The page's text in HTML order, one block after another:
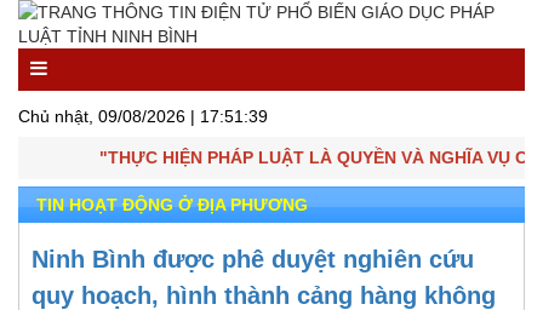
Chủ nhật, 09/08/2026 | 17:51:39
"THỰC HIỆN PHÁP LUẬT LÀ QUYỀN VÀ NGHĨA VỤ
TIN HOẠT ĐỘNG Ở ĐỊA PHƯƠNG
Ninh Bình được phê duyệt nghiên cứu
quy hoạch, hình thành cảng hàng không